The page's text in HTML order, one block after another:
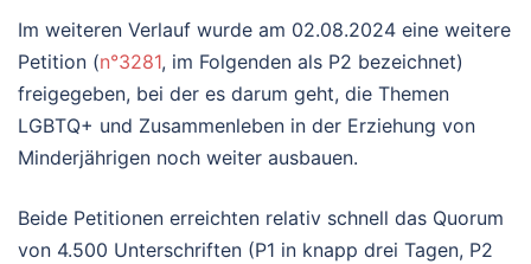
Im weiteren Verlauf wurde am 02.08.2024 eine weitere
Petition (n°3281, im Folgenden als P2 bezeichnet)
freigegeben, bei der es darum geht, die Themen
LGBTQ+ und Zusammenleben in der Erziehung von
Minderjährigen noch weiter ausbauen.
Beide Petitionen erreichten relativ schnell das Quorum
von 4.500 Unterschriften (P1 in knapp drei Tagen, P2